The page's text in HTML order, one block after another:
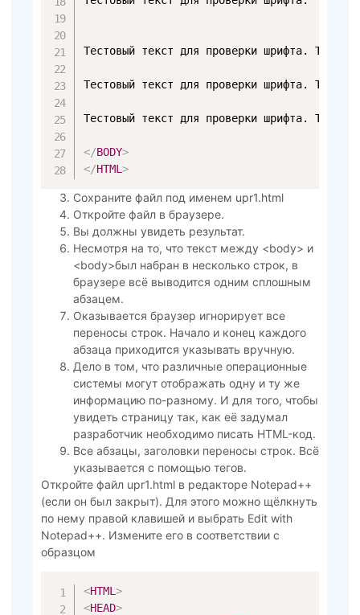
Тестовый текст для проверки шрифта.
Тестовый текст для проверки шрифта.
Тестовый текст для проверки шрифта.
</BODY>
</HTML>
Сохраните файл под именем upr1.html
Откройте файл в браузере.
Вы должны увидеть результат.
Несмотря на то, что текст между <body> и
<body>был набран в несколько строк, в
браузере всё выводится одним сплошным
абзацем.
Оказывается браузер игнорирует все
переносы строк. Начало и конец каждого
абзаца приходится указывать вручную.
Дело в том, что различные операционные
системы могут отображать одну и ту же
информацию по-разному. И для того, чтобы
увидеть страницу так, как её задумал
разработчик необходимо писать HTML-код.
Все абзацы, заголовки переносы строк. Всё
указывается с помощью тегов.
Откройте файл upr1.html в редакторе Notepad++
(если он был закрыт). Для этого можно щёлкнуть
по нему правой клавишей и выбрать Edit with
Notepad++. Измените его в соответствии с
образцом
<HTML>
<HEAD>